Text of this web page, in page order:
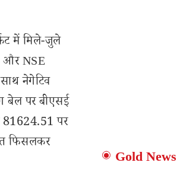
में मिले-जुले
और NSE
नेगेटिव
पर बीएसई
पर
फिसलकर
Gold News